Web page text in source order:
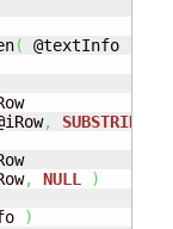
( @textInfo
, SUBSTRING
, NULL
)
)